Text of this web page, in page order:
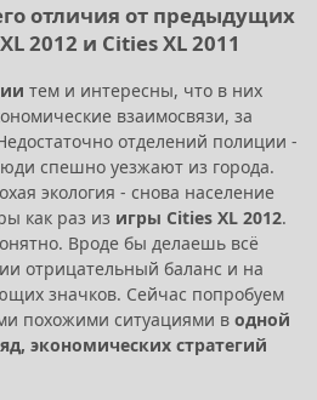
отличия от предыдущих
2012 и Cities XL 2011
тем и интересны, что в них
взаимосвязи, за
отделений полиции -
спешно уезжают из города.
экология - снова население
как раз из игры Cities XL 2012.
Вроде бы делаешь всё
отрицательный баланс и на
значков. Сейчас попробуем
похожими ситуациями в одной
экономических стратегий